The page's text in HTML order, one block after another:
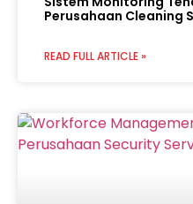
Perusahaan Cleaning
READ FULL ARTICLE »